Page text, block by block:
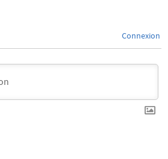
Connexion